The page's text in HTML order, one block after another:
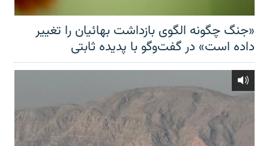
«جنگ چگونه الگوی بازداشت بهائیان را تغییر
داده است» در گفت‌وگو با پدیده ثابتی